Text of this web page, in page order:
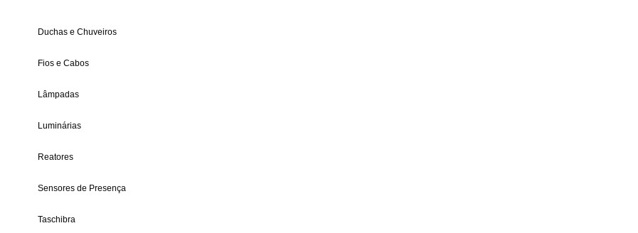
Duchas e Chuveiros
Fios e Cabos
Lâmpadas
Luminárias
Reatores
Sensores de Presença
Taschibra